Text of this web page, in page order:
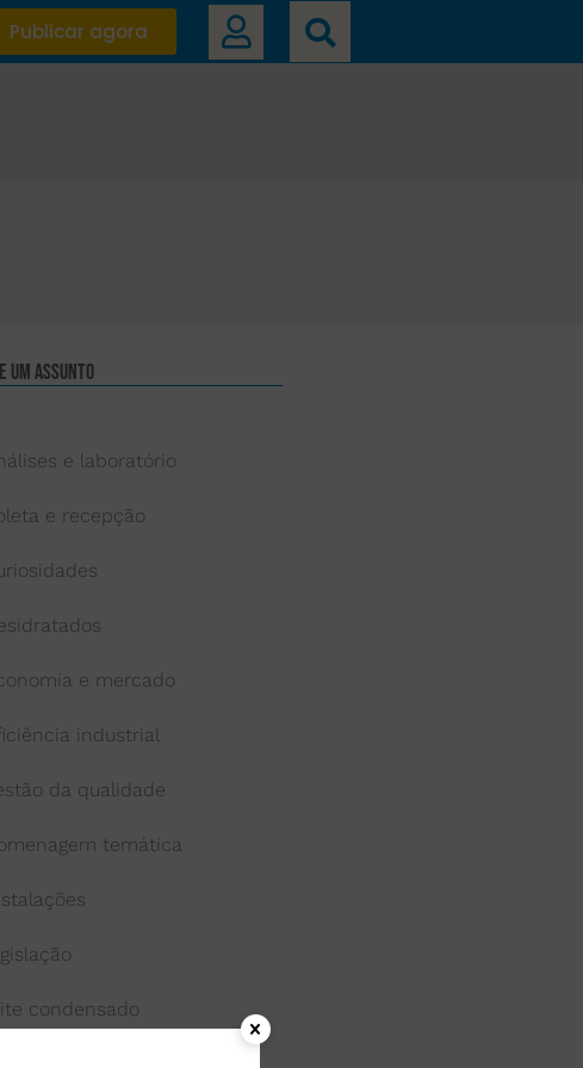
Publicar agora
um assunto
e laboratório
e recepção
e mercado
industrial
da qualidade
temática
condensado